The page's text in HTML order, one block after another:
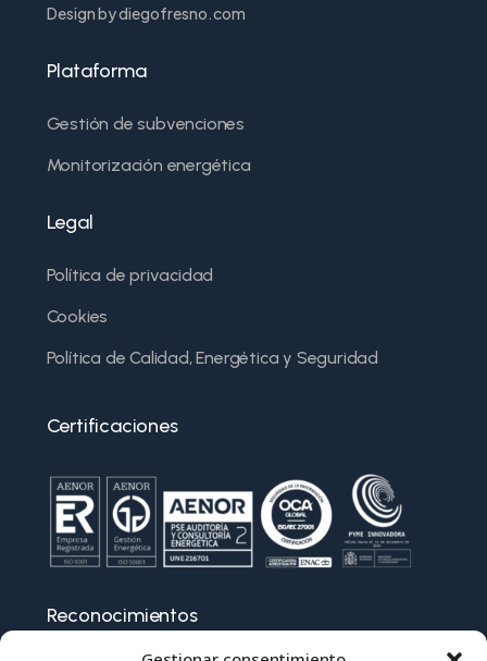
Design by diegofresno.com
Plataforma
Gestión de subvenciones
Monitorización energética
Legal
Política de privacidad
Cookies
Política de Calidad, Energética y Seguridad
Certificaciones
Reconocimientos